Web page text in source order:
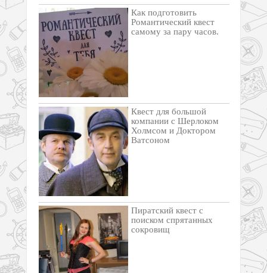
Как подготовить
Романтический квест
самому за пару часов.
Квест для большой
компании с Шерлоком
Холмсом и Доктором
Ватсоном
Пиратский квест с
поиском спрятанных
сокровищ